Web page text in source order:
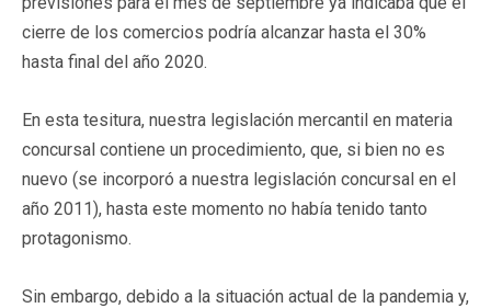
cierre de los comercios podría alcanzar hasta el 30%
hasta final del año 2020.
En esta tesitura, nuestra legislación mercantil en materia
concursal contiene un procedimiento, que, si bien no es
nuevo (se incorporó a nuestra legislación concursal en el
año 2011), hasta este momento no había tenido tanto
protagonismo.
Sin embargo, debido a la situación actual de la pandemia y,